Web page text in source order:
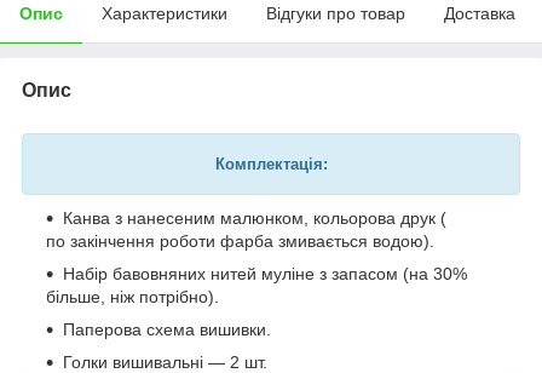
Опис Характеристики Відгуки про товар Доставка
Опис
Комплектація:
Канва з нанесеним малюнком, кольорова друк (
по закінчення роботи фарба змивається водою).
Набір бавовняних нитей муліне з запасом (на 30%
більше, ніж потрібно).
Паперова схема вишивки.
Голки вишивальні — 2 шт.